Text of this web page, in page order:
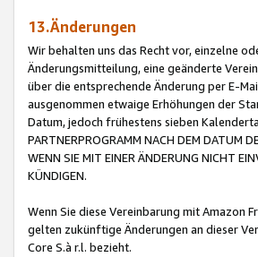
13.Änderungen
Wir behalten uns das Recht vor, einzelne
Änderungsmitteilung, eine geänderte
über die entsprechende Änderung per E-
ausgenommen etwaige Erhöhungen der
Datum, jedoch frühestens sieben
PARTNERPROGRAMM NACH DEM DATUM
WENN SIE MIT EINER ÄNDERUNG NICHT
KÜNDIGEN.
Wenn Sie diese Vereinbarung mit Amazon
gelten zukünftige Änderungen an dieser
Core S.à r.l. bezieht.